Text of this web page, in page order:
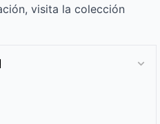
visita la colección